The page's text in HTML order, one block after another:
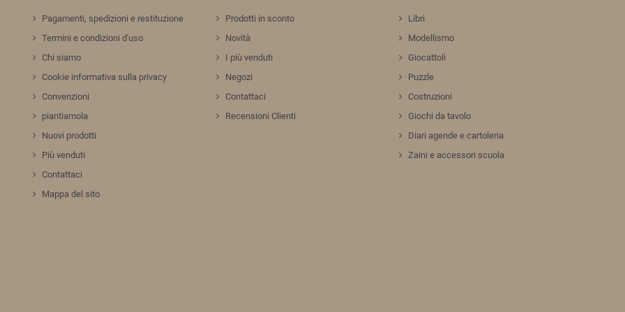
Pagamenti, spedizioni e restituzione
Termini e condizioni d'uso
Chi siamo
Cookie informativa sulla privacy
Convenzioni
piantiamola
Nuovi prodotti
Più venduti
Contattaci
Mappa del sito
Prodotti in sconto
Novità
I più venduti
Negozi
Contattaci
Recensioni Clienti
Libri
Modellismo
Giocattoli
Puzzle
Costruzioni
Giochi da tavolo
Diari agende e cartoleria
Zaini e accessori scuola